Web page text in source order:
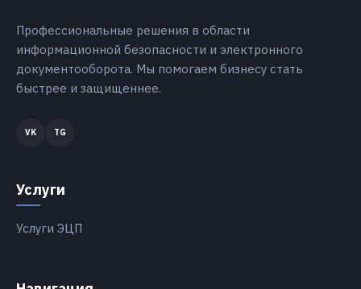
Профессиональные решения в области
информационной безопасности и электронного
документооборота. Мы помогаем бизнесу стать
быстрее и защищеннее.
Услуги
Услуги ЭЦП